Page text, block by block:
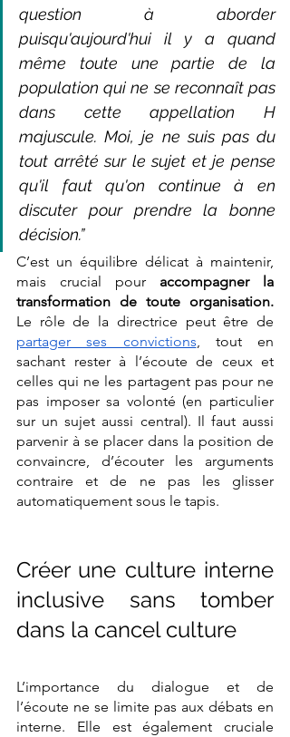
question à aborder
puisqu'aujourd'hui il y a quand
même toute une partie de la
population qui ne se reconnaît pas
dans cette appellation H
majuscule. Moi, je ne suis pas du
tout arrêté sur le sujet et je pense
qu'il faut qu'on continue à en
discuter pour prendre la bonne
décision.”
C’est un équilibre délicat à maintenir,
mais crucial pour accompagner la
partager ses convictions, tout en
sachant rester à l’écoute de ceux et
celles qui ne les partagent pas pour ne
pas imposer sa volonté (en particulier
sur un sujet aussi central). Il faut aussi
parvenir à se placer dans la position de
convaincre, d’écouter les arguments
contraire et de ne pas les glisser
automatiquement sous le tapis.
Créer une culture interne
inclusive sans tomber
dans la cancel culture
L’importance du dialogue et de
l’écoute ne se limite pas aux débats en
interne. Elle est également cruciale